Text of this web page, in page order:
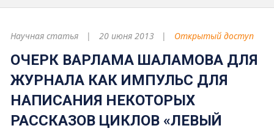
Научная статья 20 июня 2013 Открытый доступ
ОЧЕРК ВАРЛАМА ШАЛАМОВА ДЛЯ
ЖУРНАЛА КАК ИМПУЛЬС ДЛЯ
НАПИСАНИЯ НЕКОТОРЫХ
РАССКАЗОВ ЦИКЛОВ «ЛЕВЫЙ